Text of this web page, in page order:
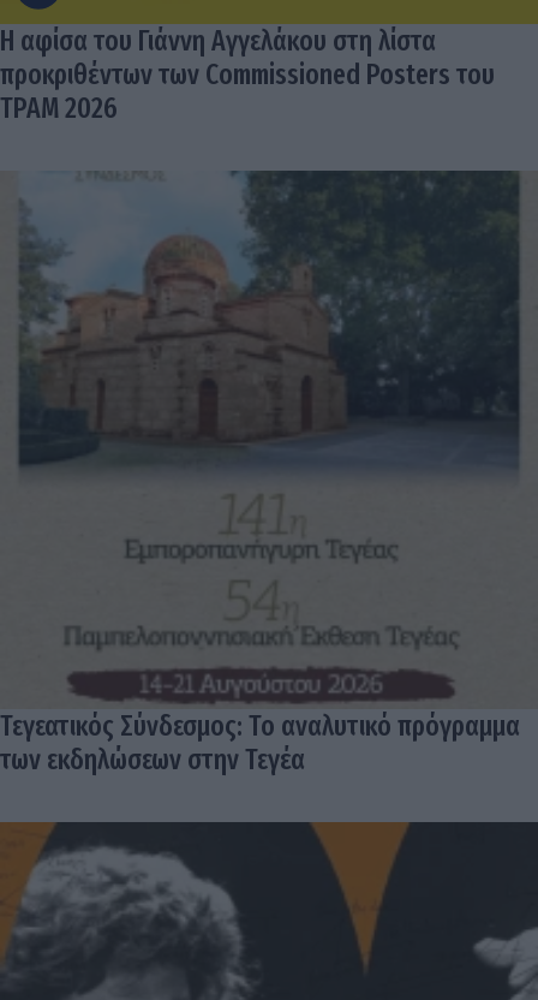
Η αφίσα του Γιάννη Αγγελάκου στη λίστα
προκριθέντων των Commissioned Posters του
TPAM 2026
Τεγεατικός Σύνδεσμος: Το αναλυτικό πρόγραμμα
των εκδηλώσεων στην Τεγέα